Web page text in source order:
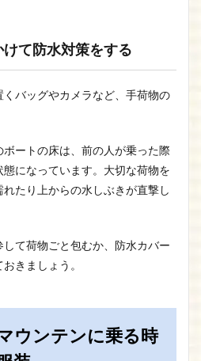
て防水対策をする
バッグやカメラなど、手荷物の
ートの床は、前の人が乗った際
になっています。大切な荷物を
たり上からの水しぶきが直撃し
て荷物ごと包むか、防水カバー
きましょう。
ウンテンに乗る時